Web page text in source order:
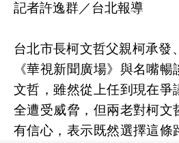
記者許逸群／台北報導
台北市長柯文哲父親柯承發
《華視新聞廣場》與名嘴
文哲，雖然從上任到現在爭
全遭受威脅，但兩老對柯文
有信心，表示既然選擇這條